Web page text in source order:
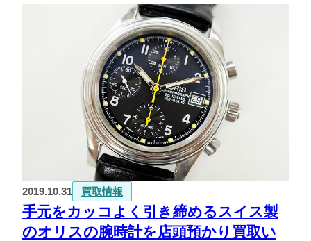
ご利用実例
取扱アイテム
店舗一覧
よくある質問
お問い合わせ
0120-29-5302
受付時間9:00〜18:00（年中無休※年末年始は除く）
2019.10.31 買取情報
手元をカッコよく引き締めるスイス製
のオリスの腕時計を店頭預かり買取い